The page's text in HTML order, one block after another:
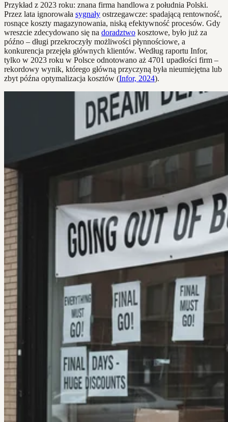
Przykład z 2023 roku: znana firma handlowa z południa Polski.
Przez lata ignorowała sygnały ostrzegawcze: spadającą rentowność,
rosnące koszty magazynowania, niską efektywność procesów. Gdy
wreszcie zdecydowano się na doradztwo kosztowe, było już za
późno – długi przekroczyły możliwości płynnościowe, a
konkurencja przejęła głównych klientów. Według raportu Infor,
tylko w 2023 roku w Polsce odnotowano aż 4701 upadłości firm –
rekordowy wynik, którego główną przyczyną była nieumiejętna lub
zbyt późna optymalizacja kosztów (Infor, 2024).